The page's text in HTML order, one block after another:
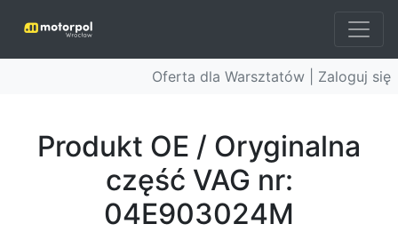
Oferta dla Warsztatów | Zaloguj się
Produkt OE / Oryginalna
część VAG nr:
04E903024M